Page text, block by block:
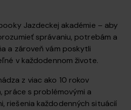
Jazdeckej akadémie – aby
správaniu, potrebám a
a zároveň vám poskytli
v každodennom živote.
z viac ako 10 rokov
práce s problémovými a
riešenia každodenných situácií